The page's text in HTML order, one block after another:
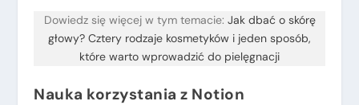
Dowiedz się więcej w tym temacie: Jak dbać o skórę
głowy? Cztery rodzaje kosmetyków i jeden sposób,
które warto wprowadzić do pielęgnacji
Nauka korzystania z Notion